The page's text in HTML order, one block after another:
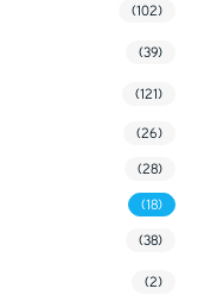
(102)
(39)
(121)
(26)
(28)
(18)
(38)
(2)